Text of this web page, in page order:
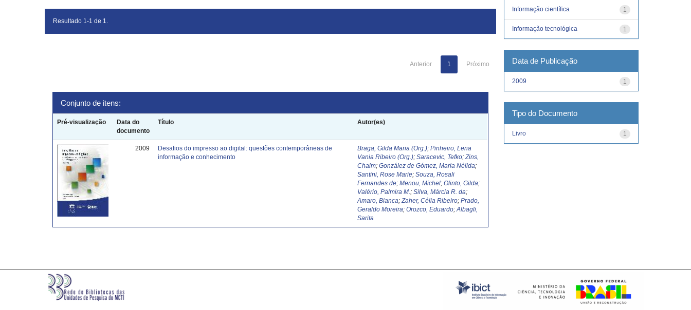
Resultado 1-1 de 1.
Anterior 1 Próximo
Conjunto de itens:
Pré-visualização
Data do
documento
Título Autor(es)
2009
Desafios do impresso ao digital: questões contemporâneas de
informação e conhecimento
Braga, Gilda Maria (Org.);Pinheiro, Lena
Vania Ribeiro (Org.);Saracevic, Tefko;Zins,
Chaim;González de Gómez, Maria Nélida;
Santini, Rose Marie;Souza, Rosali
Fernandes de;Menou, Michel;Olinto, Gilda;
Valério, Palmira M. ;Silva, Márcia R. da;
Amaro, Bianca;Zaher, Célia Ribeiro;Prado,
Geraldo Moreira;Orozco, Eduardo;Albagli,
Sarita
1
Informação científica
1
Informação tecnológica
Data de Publicação
1
2009
Tipo do Documento
1
Livro